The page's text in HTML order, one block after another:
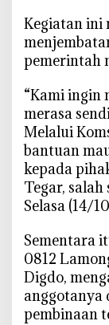
‎Kegiatan ini
pemerintah
‎“Kami ingin
merasa
Melalui
bantuan
kepada
Tegar,
Selasa (14/
‎Sementara
0812
Digdo,
anggotanya
pembinaan